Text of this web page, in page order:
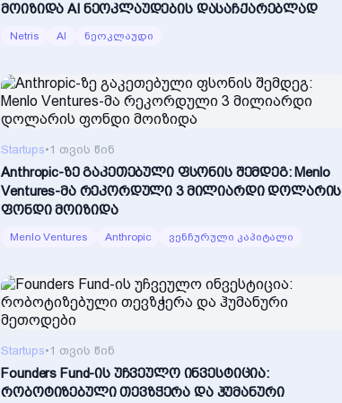
მოიზიდა AI ნეოკლაუდების დასაჩქარებლად
Netris AI ნეოკლაუდი
Startups•1 თვის წინ
Anthropic-ზე გაკეთებული ფსონის შემდეგ: Menlo
Ventures-მა რეკორდული 3 მილიარდი დოლარის
ფონდი მოიზიდა
Menlo Ventures Anthropic ვენჩურული კაპიტალი
Startups•1 თვის წინ
Founders Fund-ის უჩვეულო ინვესტიცია:
რობოტიზებული თევზჭერა და ჰუმანური